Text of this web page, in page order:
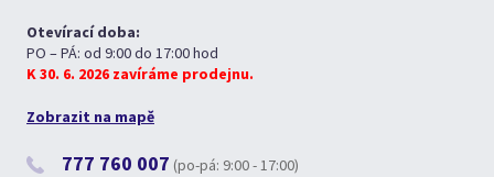
Otevírací doba:
PO – PÁ: od 9:00 do 17:00 hod
K 30. 6. 2026 zavíráme prodejnu.
Zobrazit na mapě
777 760 007 (po-pá: 9:00 - 17:00)